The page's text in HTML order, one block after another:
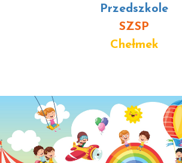
Przedszkole
SZSP
Chełmek